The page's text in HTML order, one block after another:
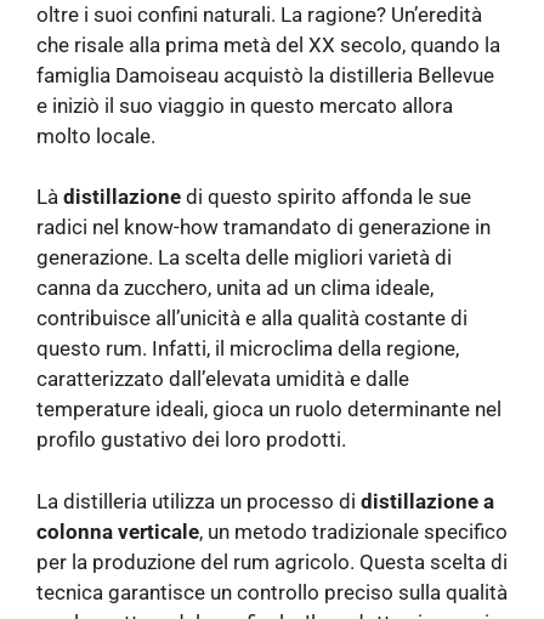
oltre i suoi confini naturali. La ragione? Un’eredità
che risale alla prima metà del XX secolo, quando la
famiglia Damoiseau acquistò la distilleria Bellevue
e iniziò il suo viaggio in questo mercato allora
molto locale.
Là distillazione di questo spirito affonda le sue
radici nel know-how tramandato di generazione in
generazione. La scelta delle migliori varietà di
canna da zucchero, unita ad un clima ideale,
contribuisce all’unicità e alla qualità costante di
questo rum. Infatti, il microclima della regione,
caratterizzato dall’elevata umidità e dalle
temperature ideali, gioca un ruolo determinante nel
profilo gustativo dei loro prodotti.
La distilleria utilizza un processo di distillazione a
colonna verticale, un metodo tradizionale specifico
per la produzione del rum agricolo. Questa scelta di
tecnica garantisce un controllo preciso sulla qualità